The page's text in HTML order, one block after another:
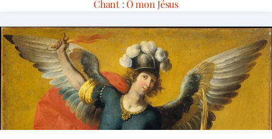
Chant : Ô mon Jésus